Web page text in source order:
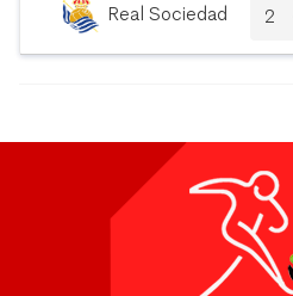
Real Sociedad 2